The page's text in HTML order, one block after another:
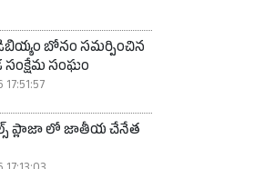
బోనం సమర్పించిన
సంక్షేమ సంఘం
ప్లాజా లో జాతీయ చేనేత